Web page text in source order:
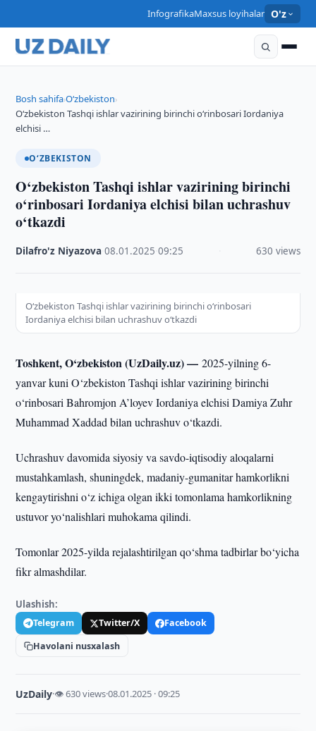
InfografikaMaxsus loyihalar O'z
Bosh sahifa›O‘zbekiston›
O‘zbekiston Tashqi ishlar vazirining birinchi o‘rinbosari Iordaniya
elchisi …
O‘ZBEKISTON
O‘zbekiston Tashqi ishlar vazirining birinchi
o‘rinbosari Iordaniya elchisi bilan uchrashuv
o‘tkazdi
Dilafro'z Niyazova ·08.01.2025 ·09:25 630 views
O‘zbekiston Tashqi ishlar vazirining birinchi o‘rinbosari
Iordaniya elchisi bilan uchrashuv o‘tkazdi
Toshkent, O‘zbekiston (UzDaily.uz) —2025-yilning 6-
yanvar kuni O‘zbekiston Tashqi ishlar vazirining birinchi
o‘rinbosari Bahromjon A’loyev Iordaniya elchisi Damiya Zuhr
Muhammad Xaddad bilan uchrashuv o‘tkazdi.
Uchrashuv davomida siyosiy va savdo-iqtisodiy aloqalarni
mustahkamlash, shuningdek, madaniy-gumanitar hamkorlikni
kengaytirishni o‘z ichiga olgan ikki tomonlama hamkorlikning
ustuvor yo‘nalishlari muhokama qilindi.
Tomonlar 2025-yilda rejalashtirilgan qo‘shma tadbirlar bo‘yicha
fikr almashdilar.
Ulashish:
Telegram Twitter/X
Facebook
Havolani nusxalash
UzDaily·👁 630 views·08.01.2025 · 09:25